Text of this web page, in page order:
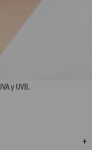
y UVB.